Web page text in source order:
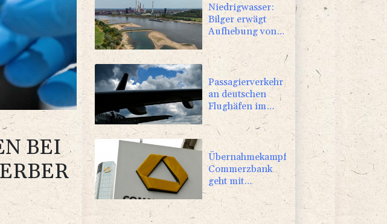
BEI
Niedrigwasser:
Bilger erwägt
Aufhebung von
Sonn- und
Feiertagsfahrverbot
für Lkw
Passagierverkehr
an deutschen
Flughäfen im
ersten Halbjahr
gesunken
Übernahmekampf:
Commerzbank
geht mit
Rekordergebnis
in Gespräche mit
der Unicredit